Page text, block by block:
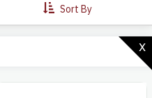
Sort By
x